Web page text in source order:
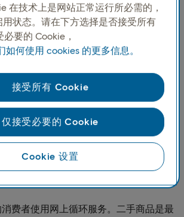
出令人印象深刻的数字，但不
么强劲，而建筑产品行业继续
趋势。
瑞典网上消费者最大的外
的网上购物大幅增长，现在在名单上排名
成本巨头 Temu 和 Shein 大受欢迎，这
功于这些公司，中国才能取得这一地位。
来电子商务不可或缺的一
费者使用网上循环服务。二手商品是最
在技术上是网站正常运行所必需的，
用状态。请在下方选择是否接受所有
要的 Cookie，
如何使用 cookies 的更多信息。
Cookie 设置
仅接受必要的 Cookie
接受所有 Cookie